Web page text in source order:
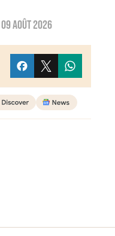
09 août 2026